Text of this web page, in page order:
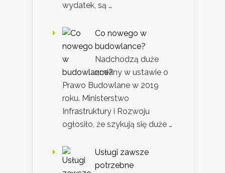
wydatek, są …
Co nowego w
budowlance?
Nadchodzą duże
zmiany w ustawie o
Prawo Budowlane w 2019
roku. Ministerstwo
Infrastruktury i Rozwoju
ogłosiło, że szykują się duże …
Usługi zawsze
potrzebne